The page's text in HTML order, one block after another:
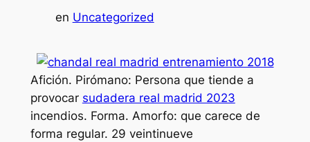
en Uncategorized
Afición. Pirómano: Persona que tiende a
provocar sudadera real madrid 2023
incendios. Forma. Amorfo: que carece de
forma regular. 29 veintinueve